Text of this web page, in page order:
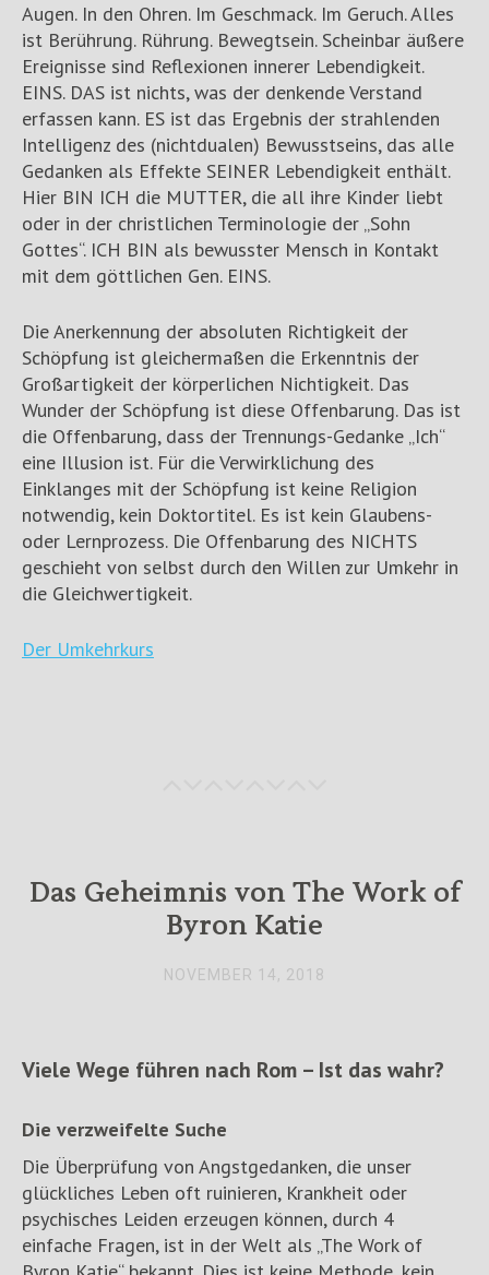
Augen. In den Ohren. Im Geschmack. Im Geruch. Alles
ist Berührung. Rührung. Bewegtsein. Scheinbar äußere
Ereignisse sind Reflexionen innerer Lebendigkeit.
EINS. DAS ist nichts, was der denkende Verstand
erfassen kann. ES ist das Ergebnis der strahlenden
Intelligenz des (nichtdualen) Bewusstseins, das alle
Gedanken als Effekte SEINER Lebendigkeit enthält.
Hier BIN ICH die MUTTER, die all ihre Kinder liebt
oder in der christlichen Terminologie der „Sohn
Gottes“. ICH BIN als bewusster Mensch in Kontakt
mit dem göttlichen Gen. EINS.
Die Anerkennung der absoluten Richtigkeit der
Schöpfung ist gleichermaßen die Erkenntnis der
Großartigkeit der körperlichen Nichtigkeit. Das
Wunder der Schöpfung ist diese Offenbarung. Das ist
die Offenbarung, dass der Trennungs-Gedanke „Ich“
eine Illusion ist. Für die Verwirklichung des
Einklanges mit der Schöpfung ist keine Religion
notwendig, kein Doktortitel. Es ist kein Glaubens-
oder Lernprozess. Die Offenbarung des NICHTS
geschieht von selbst durch den Willen zur Umkehr in
die Gleichwertigkeit.
Der Umkehrkurs
Das Geheimnis von The Work of
Byron Katie
NOVEMBER 14, 2018
Viele Wege führen nach Rom – Ist das wahr?
Die verzweifelte Suche
Die Überprüfung von Angstgedanken, die unser
glückliches Leben oft ruinieren, Krankheit oder
psychisches Leiden erzeugen können, durch 4
einfache Fragen, ist in der Welt als „The Work of